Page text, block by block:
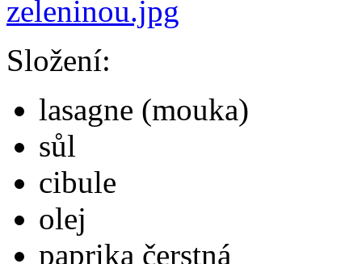
Složení:
lasagne (mouka)
sůl
cibule
olej
paprika čerstná